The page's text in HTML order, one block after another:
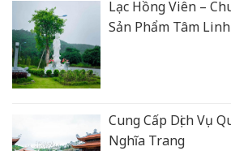
Lạc Hồng Viên –
Sản Phẩm Tâm Linh
Cung Cấp Dịch Vụ
Nghĩa Trang